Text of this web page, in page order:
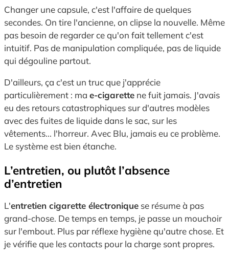
Changer une capsule, c'est l'affaire de quelques
secondes. On tire l'ancienne, on clipse la nouvelle. Même
pas besoin de regarder ce qu'on fait tellement c'est
intuitif. Pas de manipulation compliquée, pas de liquide
qui dégouline partout.
D'ailleurs, ça c'est un truc que j'apprécie
particulièrement : ma e-cigarette ne fuit jamais. J'avais
eu des retours catastrophiques sur d'autres modèles
avec des fuites de liquide dans le sac, sur les
vêtements... l'horreur. Avec Blu, jamais eu ce problème.
Le système est bien étanche.
L’entretien, ou plutôt l’absence
d’entretien
L'entretien cigarette électronique se résume à pas
grand-chose. De temps en temps, je passe un mouchoir
sur l'embout. Plus par réflexe hygiène qu'autre chose. Et
je vérifie que les contacts pour la charge sont propres.